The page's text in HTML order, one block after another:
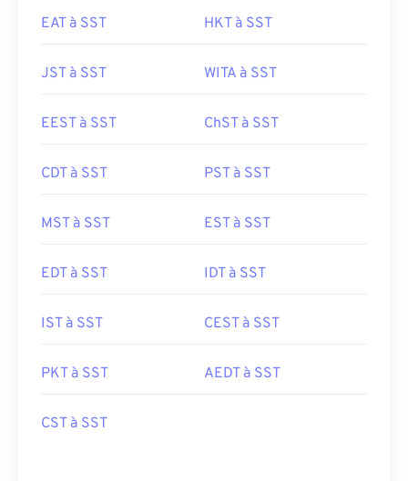
EAT à SST HKT à SST
JST à SST WITA à SST
EEST à SST ChST à SST
CDT à SST PST à SST
MST à SST EST à SST
EDT à SST IDT à SST
IST à SST CEST à SST
PKT à SST AEDT à SST
CST à SST